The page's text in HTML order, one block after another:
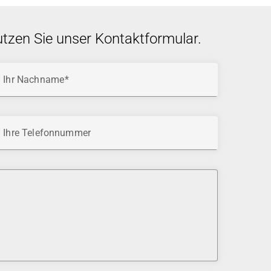
Sie unser Kontaktformular.
Ihr Nachname
Ihre Telefonnummer